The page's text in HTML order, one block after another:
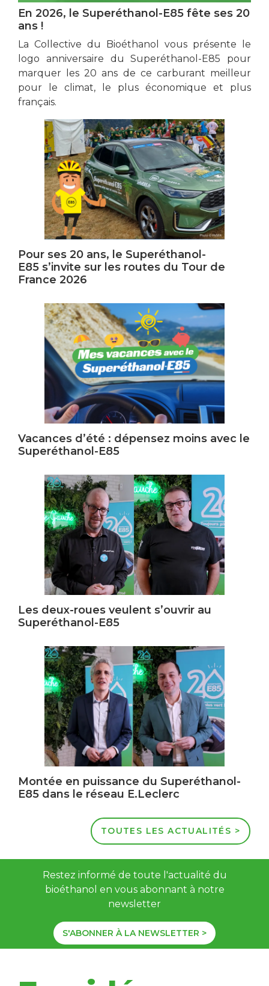
En 2026, le Superéthanol-E85 fête ses 20
ans !
La Collective du Bioéthanol vous présente le
logo anniversaire du Superéthanol-E85 pour
marquer les 20 ans de ce carburant meilleur
pour le climat, le plus économique et plus
français.
Pour ses 20 ans, le Superéthanol-
E85 s’invite sur les routes du Tour de
France 2026
Vacances d’été : dépensez moins avec le
Superéthanol-E85
Les deux-roues veulent s’ouvrir au
Superéthanol-E85
Montée en puissance du Superéthanol-
E85 dans le réseau E.Leclerc
TOUTES LES ACTUALITÉS >
Restez informé de toute l'actualité du
bioéthanol en vous abonnant à notre
newsletter
S'ABONNER À LA NEWSLETTER >